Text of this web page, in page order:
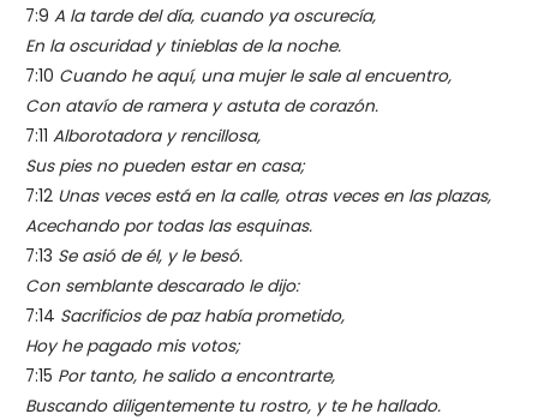
7:9A la tarde del día, cuando ya oscurecía,
En la oscuridad y tinieblas de la noche.
7:10 Cuando he aquí, una mujer le sale al encuentro,
Con atavío de ramera y astuta de corazón.
7:11Alborotadora y rencillosa,
Sus pies no pueden estar en casa;
7:12 Unas veces está en la calle, otras veces en las plazas,
Acechando por todas las esquinas.
7:13 Se asió de él, y le besó.
Con semblante descarado le dijo:
7:14 Sacrificios de paz había prometido,
Hoy he pagado mis votos;
7:15 Por tanto, he salido a encontrarte,
Buscando diligentemente tu rostro, y te he hallado.